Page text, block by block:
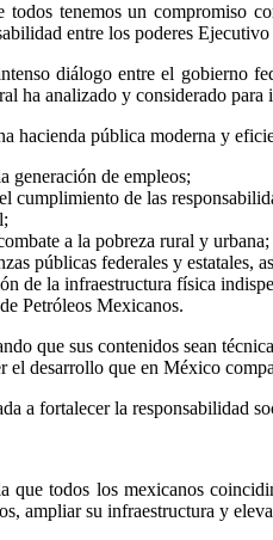
tenemos un compromiso
entre los poderes
diálogo entre el gobierno
ha analizado y considerado
hacienda pública moderna y
generación de empleos;
cumplimiento de las
a la pobreza rural y urbana;
públicas federales y estatales,
de la infraestructura física
Petróleos Mexicanos.
que sus contenidos sean
el desarrollo que en México
a fortalecer la responsabilidad
que todos los mexicanos
ampliar su infraestructura y